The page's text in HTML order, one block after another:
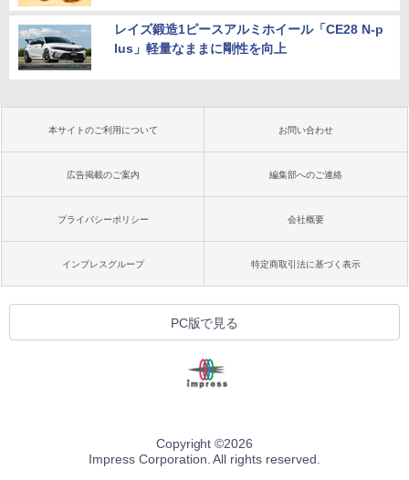
レイズ鍛造1ピースアルミホイール「CE28 N-p
lus」軽量なままに剛性を向上
本サイトのご利用について お問い合わせ
広告掲載のご案内 編集部へのご連絡
プライバシーポリシー 会社概要
インプレスグループ 特定商取引法に基づく表示
PC版で見る
Copyright ©2026
Impress Corporation. All rights reserved.